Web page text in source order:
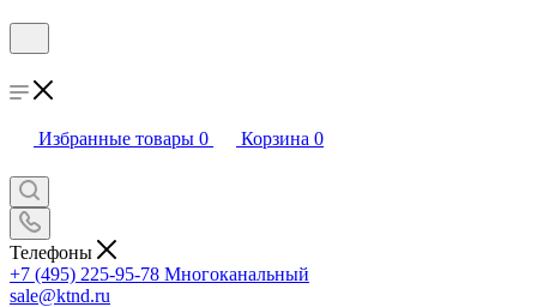
Избранные товары 0 Корзина 0
Телефоны
+7 (495) 225-95-78 Многоканальный
sale@ktnd.ru